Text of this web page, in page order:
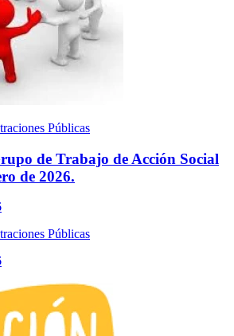
Públicas
de Trabajo de Acción Social
de 2026.
Públicas